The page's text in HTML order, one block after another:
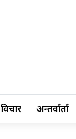
विचार अन्तर्वार्ता